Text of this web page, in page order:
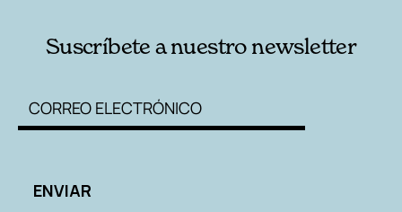
Suscríbete a nuestro newsletter